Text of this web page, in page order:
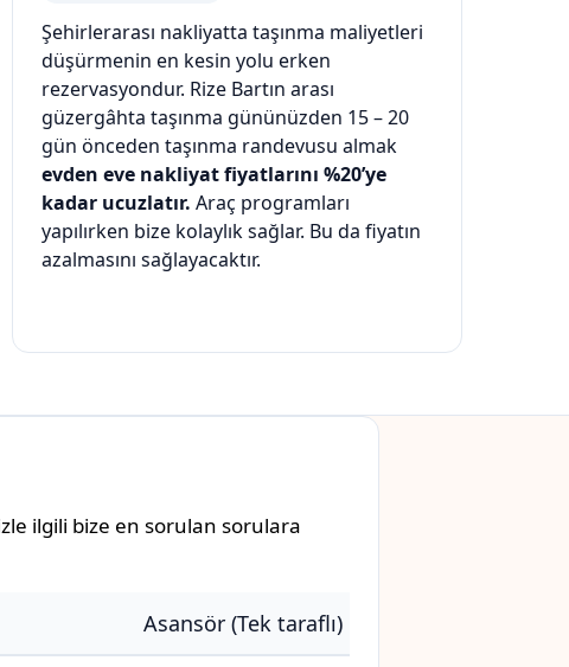
Şehirlerarası nakliyatta taşınma maliyetleri
düşürmenin en kesin yolu erken
rezervasyondur. Rize Bartın arası
güzergâhta taşınma gününüzden 15 – 20
gün önceden taşınma randevusu almak
evden eve nakliyat fiyatlarını %20’ye
kadar ucuzlatır. Araç programları
yapılırken bize kolaylık sağlar. Bu da fiyatın
azalmasını sağlayacaktır.
ilgili bize en sorulan sorulara
Asansör (Tek taraflı)